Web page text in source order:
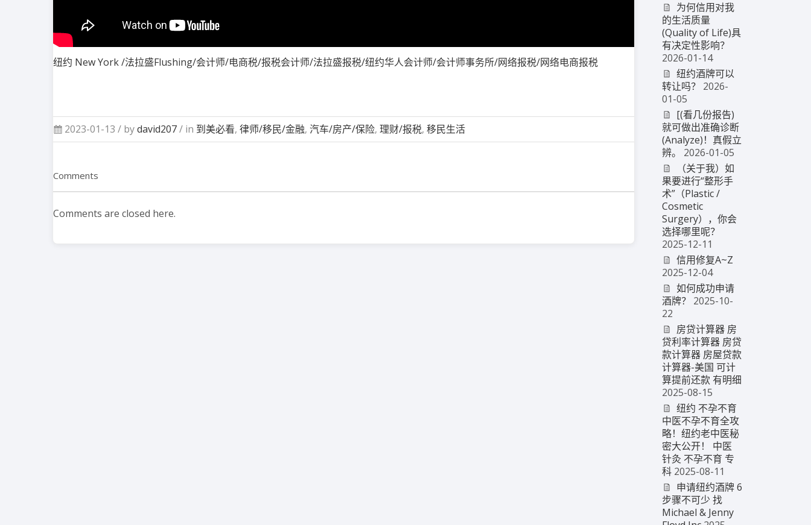
纽约 New York /法拉盛Flushing/会计师/电商税/报税会计师/法拉盛报税/纽约华人会计师/会计师事务所/网络报税/网络电商报税
2023-01-13 / bydavid207/ in 到美必看,律师/移民/金融,汽车/房产/保险,理财/报税,移民生活
Comments
Comments are closed here.
为何信用对我
的生活质量
(Quality of Life)具
有决定性影响？
2026-01-14
纽约酒牌可以
转让吗？ 2026-
01-05
[(看几份报告)
就可做出准确诊断
(Analyze)！真假立
辨。
2026-01-05
（关于我）如
果要进行“整形手
术”（Plastic /
Cosmetic
Surgery），你会
选择哪里呢？
2025-12-11
信用修复A~Z
2025-12-04
如何成功申请
酒牌？ 2025-10-
22
房贷计算器 房
贷利率计算器 房贷
款计算器 房屋贷款
计算器-美国 可计
算提前还款 有明细
2025-08-15
纽约 不孕不育
中医不孕不育全攻
略！纽约老中医秘
密大公开！ 中医
针灸 不孕不育 专
科 2025-08-11
申请纽约酒牌 6
步骤不可少 找
Michael & Jenny